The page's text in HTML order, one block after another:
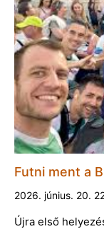
Futni ment a
2026. június. 20.
Újra első